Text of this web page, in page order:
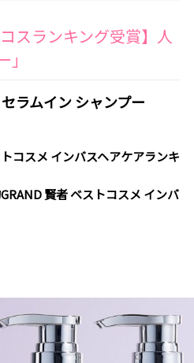
スランキング受賞】人
ラムイン シャンプー
コスメ インバスヘアケアランキ
賢者 ベストコスメ インバ